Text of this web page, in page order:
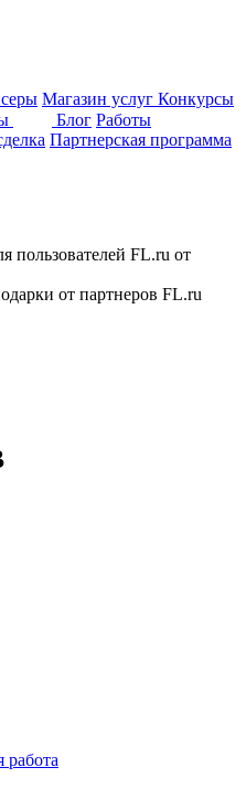
Магазин услуг Конкурсы
Блог Работы
Партнерская программа
пользователей FL.ru от
от партнеров FL.ru